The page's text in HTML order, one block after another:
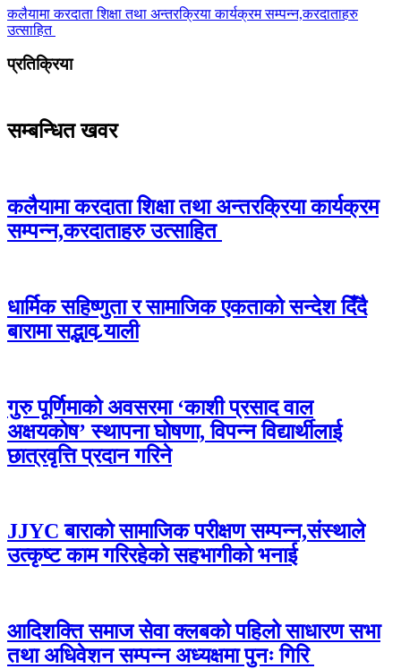
कलैयामा करदाता शिक्षा तथा अन्तरक्रिया कार्यक्रम सम्पन्न,करदाताहरु
उत्साहित
प्रतिक्रिया
सम्बन्धित खवर
कलैयामा करदाता शिक्षा तथा अन्तरक्रिया कार्यक्रम
सम्पन्न,करदाताहरु उत्साहित
धार्मिक सहिष्णुता र सामाजिक एकताको सन्देश दिँदै
बारामा सद्भाव र्‍याली
गुरु पूर्णिमाको अवसरमा ‘काशी प्रसाद वाल
अक्षयकोष’ स्थापना घोषणा, विपन्न विद्यार्थीलाई
छात्रवृत्ति प्रदान गरिने
JJYC बाराको सामाजिक परीक्षण सम्पन्न,संस्थाले
उत्कृष्ट काम गरिरहेको सहभागीको भनाई
आदिशक्ति समाज सेवा क्लबको पहिलो साधारण सभा
तथा अधिवेशन सम्पन्न अध्यक्षमा पुनः गिरि